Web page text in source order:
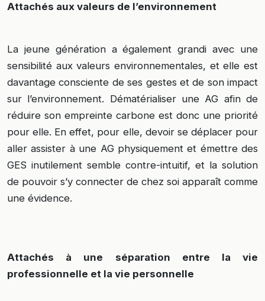
Attachés aux valeurs de l’environnement
La jeune génération a également grandi avec une
sensibilité aux valeurs environnementales, et elle est
davantage consciente de ses gestes et de son impact
sur l’environnement. Dématérialiser une AG afin de
réduire son empreinte carbone est donc une priorité
pour elle. En effet, pour elle, devoir se déplacer pour
aller assister à une AG physiquement et émettre des
GES inutilement semble contre-intuitif, et la solution
de pouvoir s’y connecter de chez soi apparaît comme
une évidence.
Attachés à une séparation entre la vie
professionnelle et la vie personnelle